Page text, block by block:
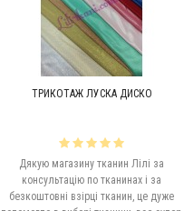
ТРИКОТАЖ ЛУСКА ДИСКО
Дякую магазину тканин Лілі за
консультацію по тканинах і за
безкоштовні взірці тканин, це дуже